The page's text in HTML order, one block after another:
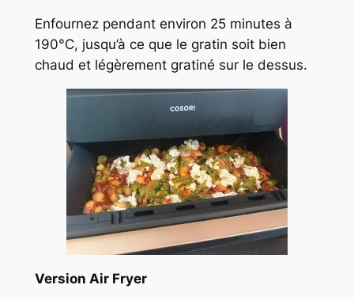
Enfournez pendant environ 25 minutes à
190°C, jusqu’à ce que le gratin soit bien
chaud et légèrement gratiné sur le dessus.
Version Air Fryer